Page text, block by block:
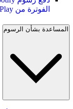
الفوترة من Google Play
المساعدة بشأن الرسوم